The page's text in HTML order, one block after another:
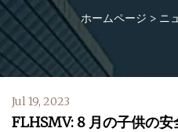
ホームページ > ニ
Jul 19, 2023
FLHSMV: 8 月の子供の